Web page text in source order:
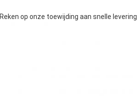
Reken op onze toewijding aan snelle